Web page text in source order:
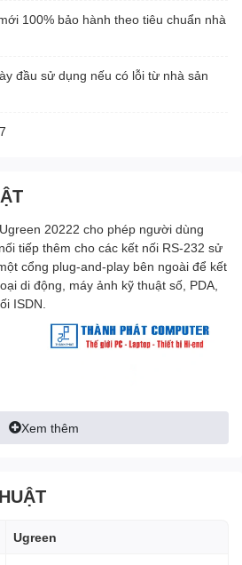
100% bảo hành theo tiêu chuẩn nhà
đầu sử dụng nếu có lỗi từ nhà sản
20222 cho phép người dùng
tiếp thêm cho các kết nối RS-232 sử
cổng plug-and-play bên ngoài để kết
di động, máy ảnh kỹ thuật số, PDA,
ISDN.
Xem thêm
Ugreen